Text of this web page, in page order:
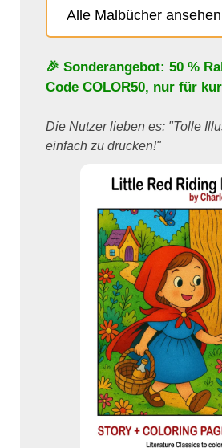
Alle Malbücher ansehen
🎉 Sonderangebot: 50 %
Code COLOR50, nur für
Die Nutzer lieben es: "Tolle
einfach zu drucken!"